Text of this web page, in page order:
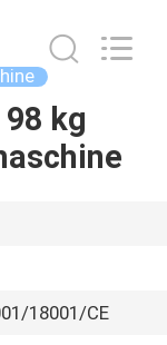
kg
18001/CE